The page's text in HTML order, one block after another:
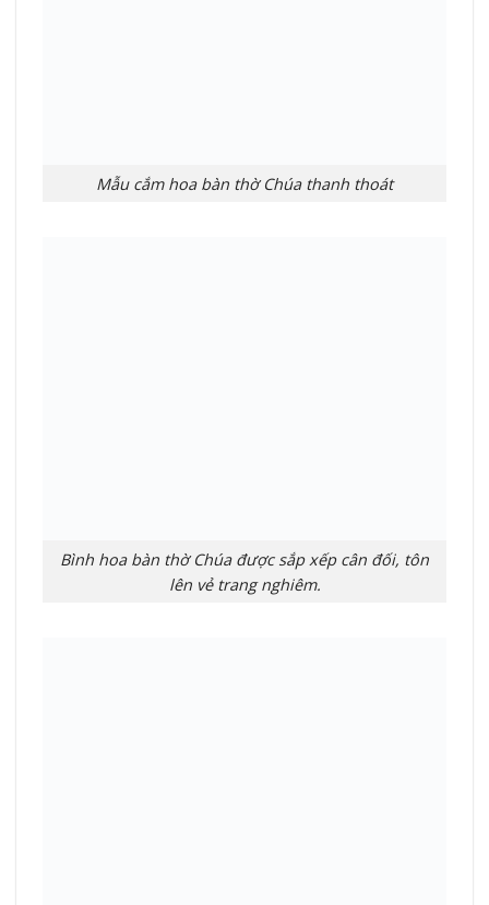
Mẫu cắm hoa bàn thờ Chúa thanh thoát
Bình hoa bàn thờ Chúa được sắp xếp cân đối, tôn
lên vẻ trang nghiêm.